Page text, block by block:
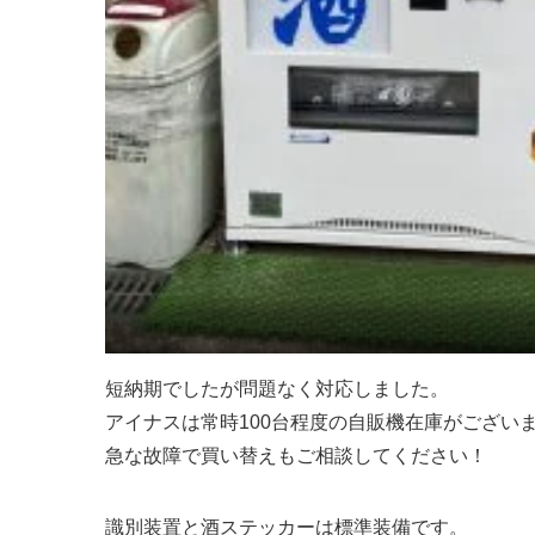
短納期でしたが問題なく対応しました。
アイナスは常時100台程度の自販機在庫がござい
急な故障で買い替えもご相談してください！
識別装置と酒ステッカーは標準装備です。